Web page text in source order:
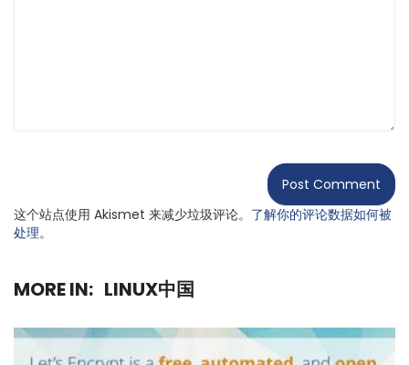
这个站点使用 Akismet 来减少垃圾评论。 了解你的评论数据如何被
处理。
MORE IN: LINUX中国